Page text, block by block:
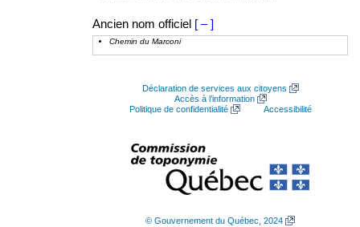
Ancien nom officiel [ – ]
Chemin du Marconi
Déclaration de services aux citoyens
Accès à l’information
Politique de confidentialité
Accessibilité
© Gouvernement du Québec, 2024